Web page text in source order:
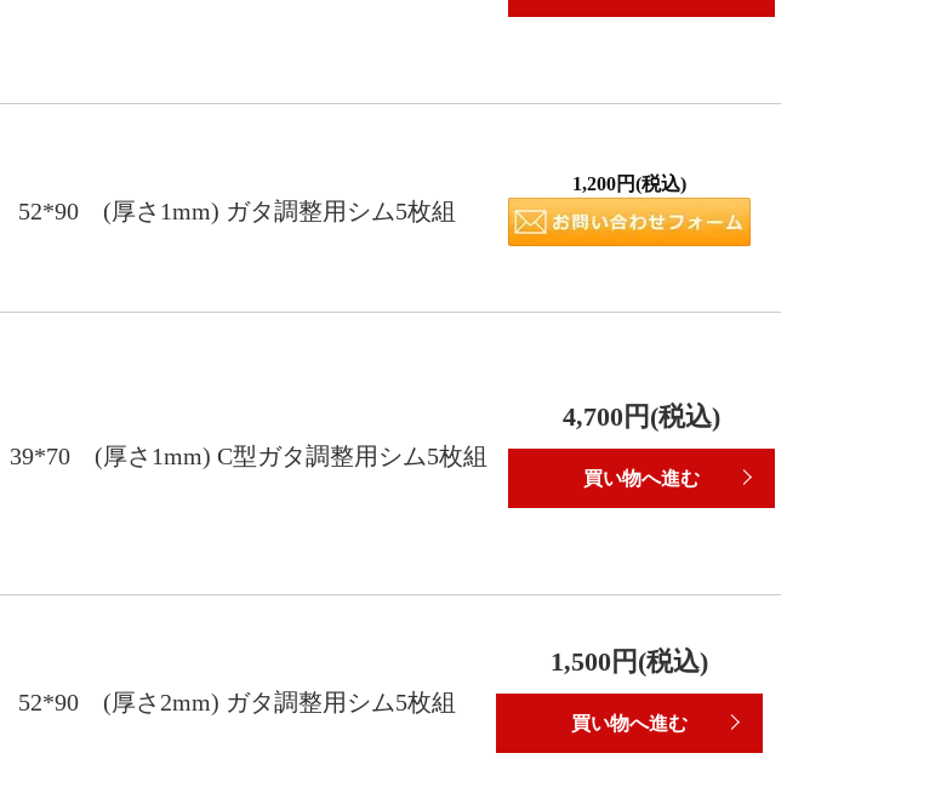
52*90 (厚さ1mm) ガタ調整用シム5枚組
1,200円(税込)
39*70 (厚さ1mm) C型ガタ調整用シム5枚組
4,700円(税込)
買い物へ進む
52*90 (厚さ2mm) ガタ調整用シム5枚組
1,500円(税込)
買い物へ進む